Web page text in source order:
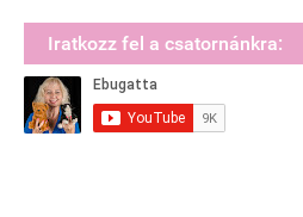
Iratkozz fel a csatornánkra: